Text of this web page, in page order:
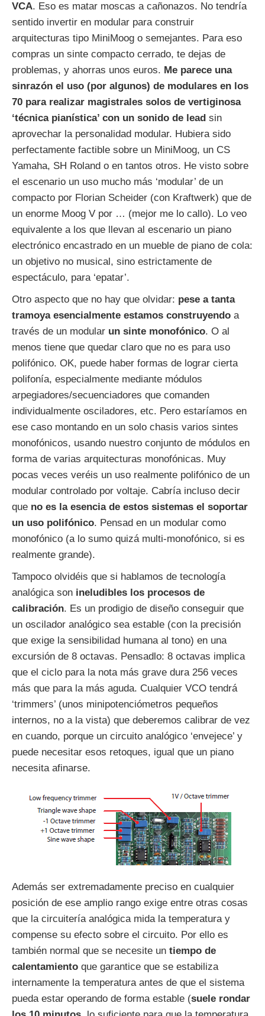
VCA. Eso es matar moscas a cañonazos. No tendría
sentido invertir en modular para construir
arquitecturas tipo MiniMoog o semejantes. Para eso
compras un sinte compacto cerrado, te dejas de
problemas, y ahorras unos euros. Me parece una
sinrazón el uso (por algunos) de modulares en los
70 para realizar magistrales solos de vertiginosa
‘técnica pianística’ con un sonido de lead sin
aprovechar la personalidad modular. Hubiera sido
perfectamente factible sobre un MiniMoog, un CS
Yamaha, SH Roland o en tantos otros. He visto sobre
el escenario un uso mucho más ‘modular’ de un
compacto por Florian Scheider (con Kraftwerk) que de
un enorme Moog V por … (mejor me lo callo). Lo veo
equivalente a los que llevan al escenario un piano
electrónico encastrado en un mueble de piano de cola:
un objetivo no musical, sino estrictamente de
espectáculo, para ‘epatar’.
Otro aspecto que no hay que olvidar: pese a tanta
tramoya esencialmente estamos construyendo a
través de un modular un sinte monofónico. O al
menos tiene que quedar claro que no es para uso
polifónico. OK, puede haber formas de lograr cierta
polifonía, especialmente mediante módulos
arpegiadores/secuenciadores que comanden
individualmente osciladores, etc. Pero estaríamos en
ese caso montando en un solo chasis varios sintes
monofónicos, usando nuestro conjunto de módulos en
forma de varias arquitecturas monofónicas. Muy
pocas veces veréis un uso realmente polifónico de un
modular controlado por voltaje. Cabría incluso decir
que no es la esencia de estos sistemas el soportar
un uso polifónico. Pensad en un modular como
monofónico (a lo sumo quizá multi-monofónico, si es
realmente grande).
Tampoco olvidéis que si hablamos de tecnología
analógica son ineludibles los procesos de
calibración. Es un prodigio de diseño conseguir que
un oscilador analógico sea estable (con la precisión
que exige la sensibilidad humana al tono) en una
excursión de 8 octavas. Pensadlo: 8 octavas implica
que el ciclo para la nota más grave dura 256 veces
más que para la más aguda. Cualquier VCO tendrá
‘trimmers’ (unos minipotenciómetros pequeños
internos, no a la vista) que deberemos calibrar de vez
en cuando, porque un circuito analógico ‘envejece’ y
puede necesitar esos retoques, igual que un piano
necesita afinarse.
Además ser extremadamente preciso en cualquier
posición de ese amplio rango exige entre otras cosas
que la circuitería analógica mida la temperatura y
compense su efecto sobre el circuito. Por ello es
también normal que se necesite un tiempo de
calentamiento que garantice que se estabiliza
internamente la temperatura antes de que el sistema
pueda estar operando de forma estable (suele rondar